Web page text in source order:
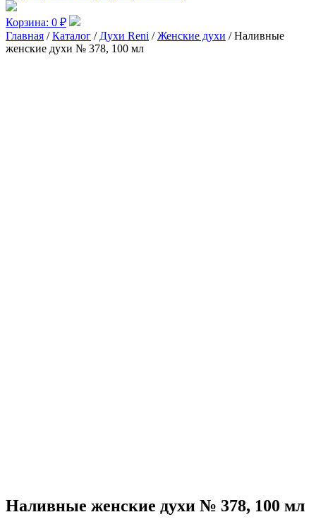
Корзина: 0 ₽
Главная /Каталог / Духи Reni /Женские духи / Наливные
женские духи № 378, 100 мл
Наливные женские духи № 378, 100 мл